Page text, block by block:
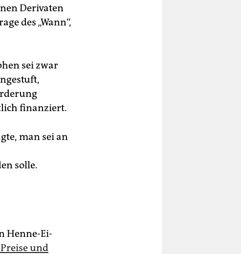
Derivaten
des „Wann“,
sei zwar
finanziert.
man sei an
solle.
Henne-Ei-
und